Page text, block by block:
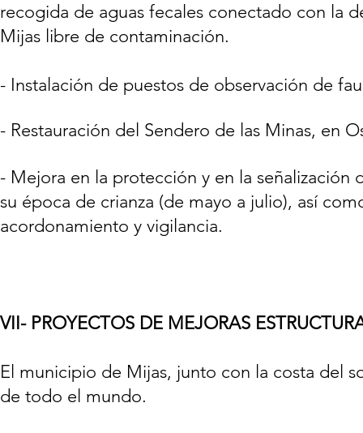
recogida de aguas fecales conectado con la
Mijas libre de contaminación.
- Instalación de puestos de observación de
- Restauración del Sendero de las Minas, en
- Mejora en la protección y en la
su época de crianza (de mayo a julio), así
acordonamiento y vigilancia.
VII- PROYECTOS DE MEJORAS
El municipio de Mijas, junto con la costa del
de todo el mundo.